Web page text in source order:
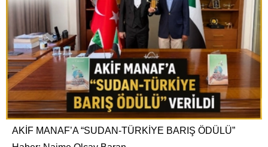
AKİF MANAF’A “SUDAN-TÜRKİYE BARIŞ ÖDÜLÜ”